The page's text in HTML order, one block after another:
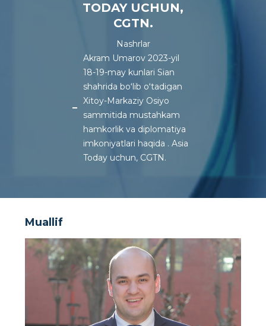
TODAY UCHUN,
CGTN.
Nashrlar
Akram Umarov 2023-yil
18-19-may kunlari Sian
shahrida boʻlib oʻtadigan
Xitoy-Markaziy Osiyo
sammitida mustahkam
hamkorlik va diplomatiya
imkoniyatlari haqida . Asia
Today uchun, CGTN.
Muallif